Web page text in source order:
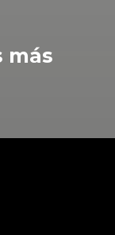
más